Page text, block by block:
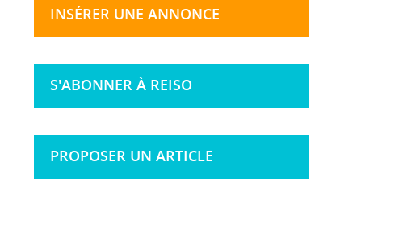
INSÉRER UNE ANNONCE
S'ABONNER À REISO
PROPOSER UN ARTICLE